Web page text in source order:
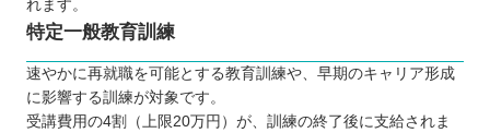
れます。
特定一般教育訓練
速やかに再就職を可能とする教育訓練や、早期のキャリア形成
に影響する訓練が対象です。
受講費用の4割（上限20万円）が、訓練の終了後に支給されま